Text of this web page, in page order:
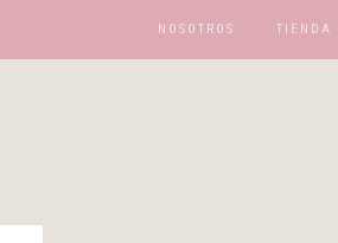
NOSOTROS TIENDA